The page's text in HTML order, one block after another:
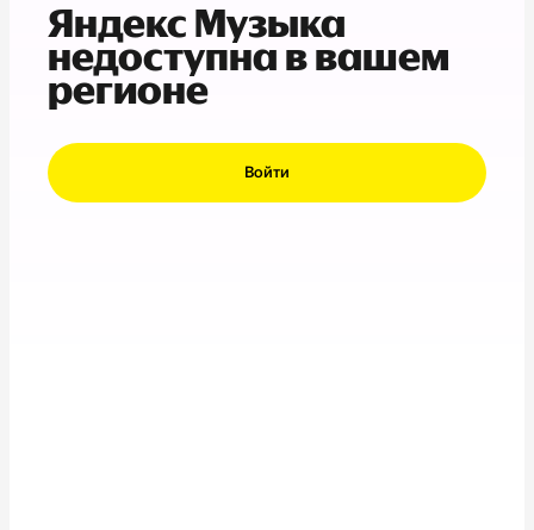
Яндекс Музыка
недоступна в вашем
регионе
Войти